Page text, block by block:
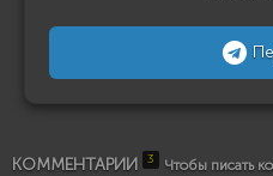
КОММЕНТАРИИ 3
Чтобы писать